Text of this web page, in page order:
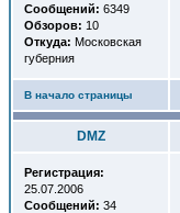
Сообщений: 6349
Обзоров: 10
Откуда: Московская
губерния
В начало страницы
DMZ
Регистрация:
25.07.2006
Сообщений: 34